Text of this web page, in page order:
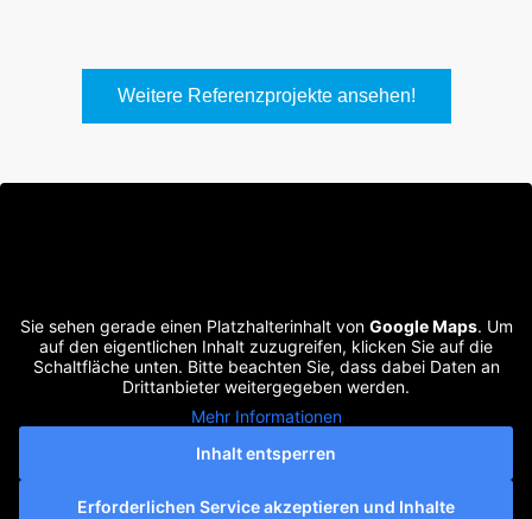
Weitere Referenzprojekte ansehen!
Sie sehen gerade einen Platzhalterinhalt von Google Maps. Um
auf den eigentlichen Inhalt zuzugreifen, klicken Sie auf die
Schaltfläche unten. Bitte beachten Sie, dass dabei Daten an
Drittanbieter weitergegeben werden.
Mehr Informationen
Inhalt entsperren
Erforderlichen Service akzeptieren und Inhalte